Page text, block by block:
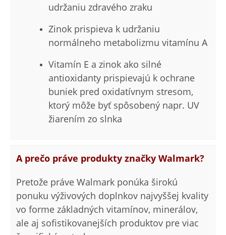
udržaniu zdravého zraku
Zinok prispieva k udržaniu
normálneho metabolizmu vitamínu A
Vitamín E a zinok ako silné
antioxidanty prispievajú k ochrane
buniek pred oxidatívnym stresom,
ktorý môže byť spôsobený napr. UV
žiarením zo slnka
A prečo práve produkty značky Walmark?
Pretože práve Walmark ponúka širokú
ponuku výživových doplnkov najvyššej kvality
vo forme základných vitamínov, minerálov,
ale aj sofistikovanejších produktov pre viac